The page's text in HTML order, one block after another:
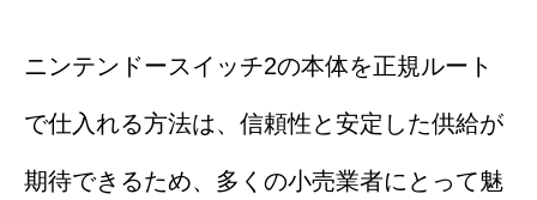
ニンテンドースイッチ2の本体を正規ルート
で仕入れる方法は、信頼性と安定した供給が
期待できるため、多くの小売業者にとって魅